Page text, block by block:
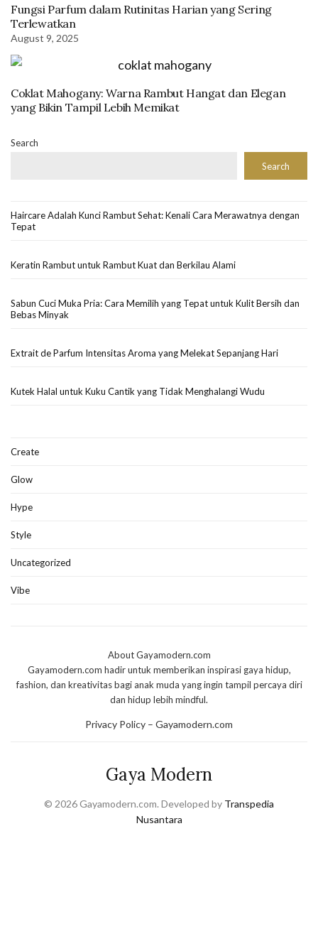
Fungsi Parfum dalam Rutinitas Harian yang Sering
Terlewatkan
August 9, 2025
Coklat Mahogany: Warna Rambut Hangat dan Elegan
yang Bikin Tampil Lebih Memikat
Search
Search
Haircare Adalah Kunci Rambut Sehat: Kenali Cara Merawatnya dengan
Tepat
Keratin Rambut untuk Rambut Kuat dan Berkilau Alami
Sabun Cuci Muka Pria: Cara Memilih yang Tepat untuk Kulit Bersih dan
Bebas Minyak
Extrait de Parfum Intensitas Aroma yang Melekat Sepanjang Hari
Kutek Halal untuk Kuku Cantik yang Tidak Menghalangi Wudu
Create
Glow
Hype
Style
Uncategorized
Vibe
About Gayamodern.com
Gayamodern.com hadir untuk memberikan inspirasi gaya hidup,
fashion, dan kreativitas bagi anak muda yang ingin tampil percaya diri
dan hidup lebih mindful.
Privacy Policy – Gayamodern.com
Gaya Modern
© 2026 Gayamodern.com. Developed by Transpedia
Nusantara